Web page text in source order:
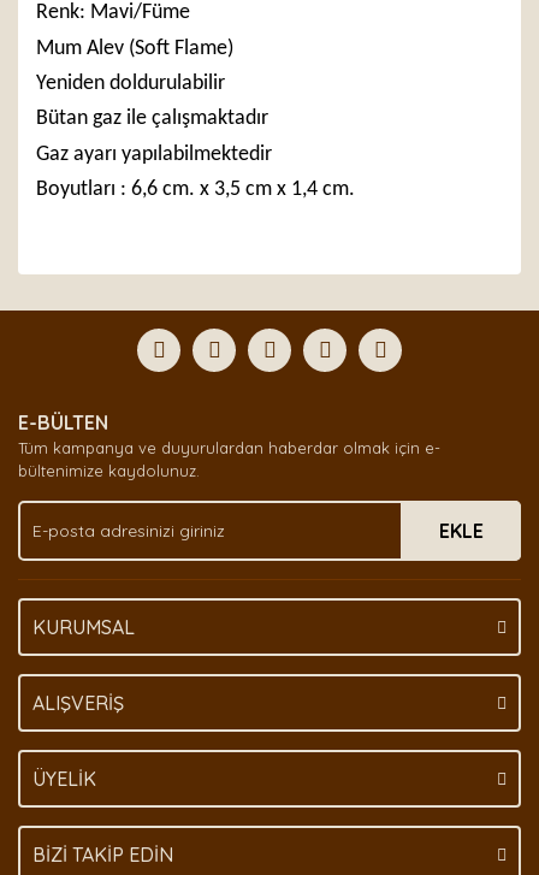
Renk: Mavi/Füme
Mum Alev (Soft Flame)
Yeniden doldurulabilir
Bütan gaz ile çalışmaktadır
Gaz ayarı yapılabilmektedir
Boyutları : 6,6 cm. x 3,5 cm x 1,4 cm.
Yorum Yaz
formunu kullanarak tarafımıza iletebilirsiniz.
Görüş ve önerileriniz için teşekkür ederiz.
Ürün açıklamasında eksik bilgiler bulunuyor.
Ürün bilgilerinde hatalar bulunuyor.
Ürün fiyatı diğer sitelerden daha pahalı.
Bu ürüne benzer farklı alternatifler olmalı.
E-BÜLTEN
Tüm kampanya ve duyurulardan haberdar olmak için e-
bültenimize kaydolunuz.
EKLE
KURUMSAL
ALIŞVERİŞ
ÜYELİK
BİZİ TAKİP EDİN